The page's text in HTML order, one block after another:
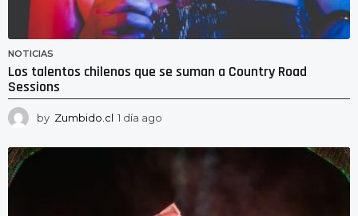
NOTICIAS
Los talentos chilenos que se suman a Country Road
Sessions
by Zumbido.cl 1 día ago
í
o